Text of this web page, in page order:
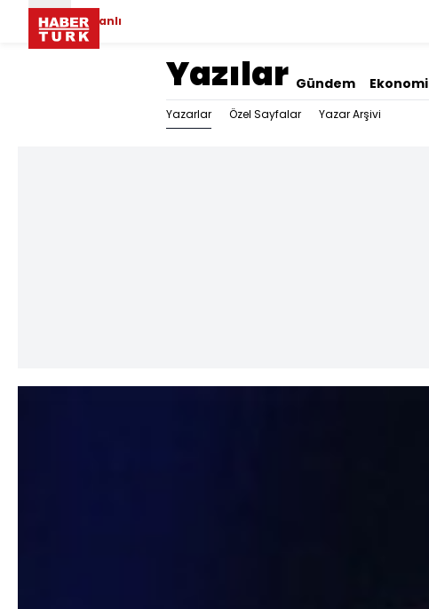
Canlı
Yazılar Gündem Ekonomi
Yazarlar Özel Sayfalar Yazar Arşivi